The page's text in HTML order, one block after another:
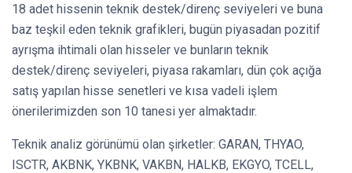
18 adet hissenin teknik destek/direnç seviyeleri ve buna
baz teşkil eden teknik grafikleri, bugün piyasadan pozitif
ayrışma ihtimali olan hisseler ve bunların teknik
destek/direnç seviyeleri, piyasa rakamları, dün çok açığa
satış yapılan hisse senetleri ve kısa vadeli işlem
önerilerimizden son 10 tanesi yer almaktadır.
Teknik analiz görünümü olan şirketler: GARAN, THYAO,
ISCTR, AKBNK, YKBNK, VAKBN, HALKB, EKGYO, TCELL,